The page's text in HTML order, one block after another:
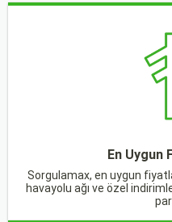
En Uygun
Sorgulamax, en uygun
havayolu ağı ve özel